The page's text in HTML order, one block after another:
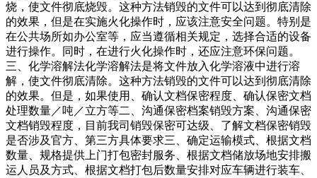
烧，使文件彻底烧毁。这种方法销毁的文件可以达到彻底清除
的效果，但是在实施火化操作时，应该注意安全问题。特别是
在公共场所如办公室等，应当遵循相关规定，选择合适的设备
进行操作。同时，在进行火化操作时，还应注意环保问题。
三、化学溶解法化学溶解法是将文件放入化学溶液中进行溶
解，使文件彻底清除。这种方法销毁的文件可以达到彻底清除
的效果。但是，如果使用、确认文档保密程度、确认保密文档
处理数量／吨／立方等二、沟通保密档案销毁方案、沟通保密
文档销毁程度，目前我司销毁保密可达级、了解文档保密销毁
是否涉及官方、第三方具体要求三、确定运输模式、根据文档
数量、规格提供上门打包密封服务、根据文档储放场地安排搬
运人员及方式、根据文档打包后数量安排对应车辆进行装车、